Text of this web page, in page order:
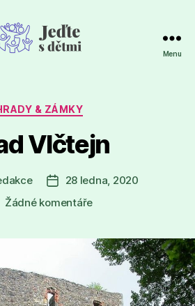
Menu
Rubriky
& ZÁMKY
Vlčtejn
Datum
příspěvku
28 ledna, 2020
Žádné komentářeu
názvem
Hrad